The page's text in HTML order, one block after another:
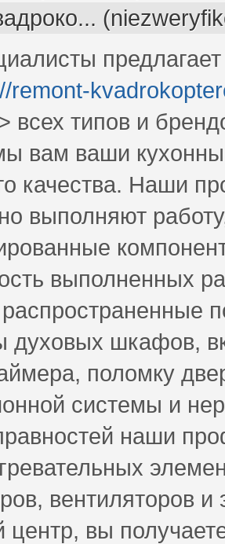
remont-
всех типов и
вам ваши
качества. Наши
выполняют
выполненных
духовых шкафов,
поломку
системы и
наши
вентиляторов
центр, вы